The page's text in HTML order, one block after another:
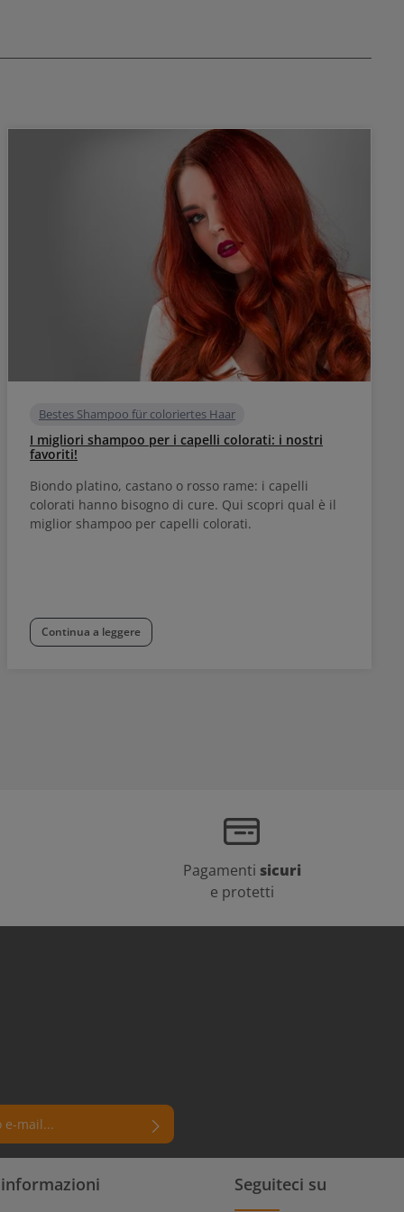
Bestes Shampoo für coloriertes Haar
I migliori shampoo per i capelli colorati: i nostri
favoriti!
Biondo platino, castano o rosso rame: i capelli
colorati hanno bisogno di cure. Qui scopri qual è il
miglior shampoo per capelli colorati.
Continua a leggere
Pagamenti sicuri
e protetti
di aver letto la nostra
dei dati
asterisco (*) sono campi
Seguiteci su